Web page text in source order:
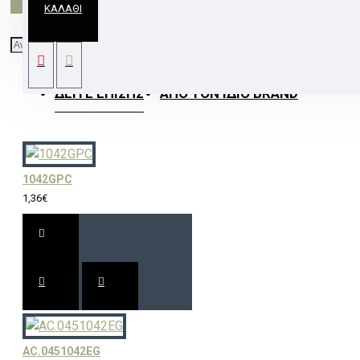
ΚΑΛΆΘΙ
ΣΠΟΤ ΤΕΤΡΑΓΩΝΟ 3159 MR16 ΧΡΥΣΟ ΜΑΤ
ΔΕΊΤΕ ΕΠΊΣΗΣ ΑΠΌ ΤΟΝ ΊΔΙΟ BRAND
1042GPC
1,36€
AC.0451042EG